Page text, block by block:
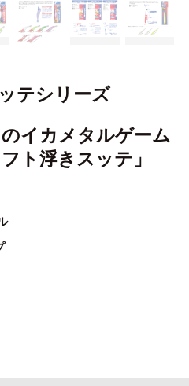
テシリーズ
イカメタルゲーム
ト浮きスッテ」